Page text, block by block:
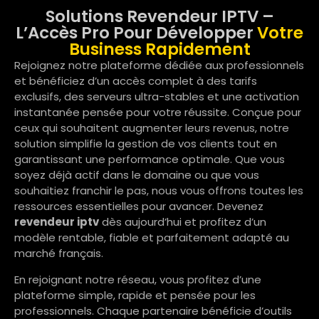
Solutions Revendeur IPTV –
L’Accès Pro Pour DévelopperVotre
Business Rapidement
Rejoignez notre plateforme dédiée aux professionnels
et bénéficiez d’un accès complet à des tarifs
exclusifs, des serveurs ultra-stables et une activation
instantanée pensée pour votre réussite. Conçue pour
ceux qui souhaitent augmenter leurs revenus, notre
solution simplifie la gestion de vos clients tout en
garantissant une performance optimale. Que vous
soyez déjà actif dans le domaine ou que vous
souhaitiez franchir le pas, nous vous offrons toutes les
ressources essentielles pour avancer. Devenez
revendeur iptvdès aujourd’hui et profitez d’un
modèle rentable, fiable et parfaitement adapté au
marché français.
En rejoignant notre réseau, vous profitez d’une
plateforme simple, rapide et pensée pour les
professionnels. Chaque partenaire bénéficie d’outils